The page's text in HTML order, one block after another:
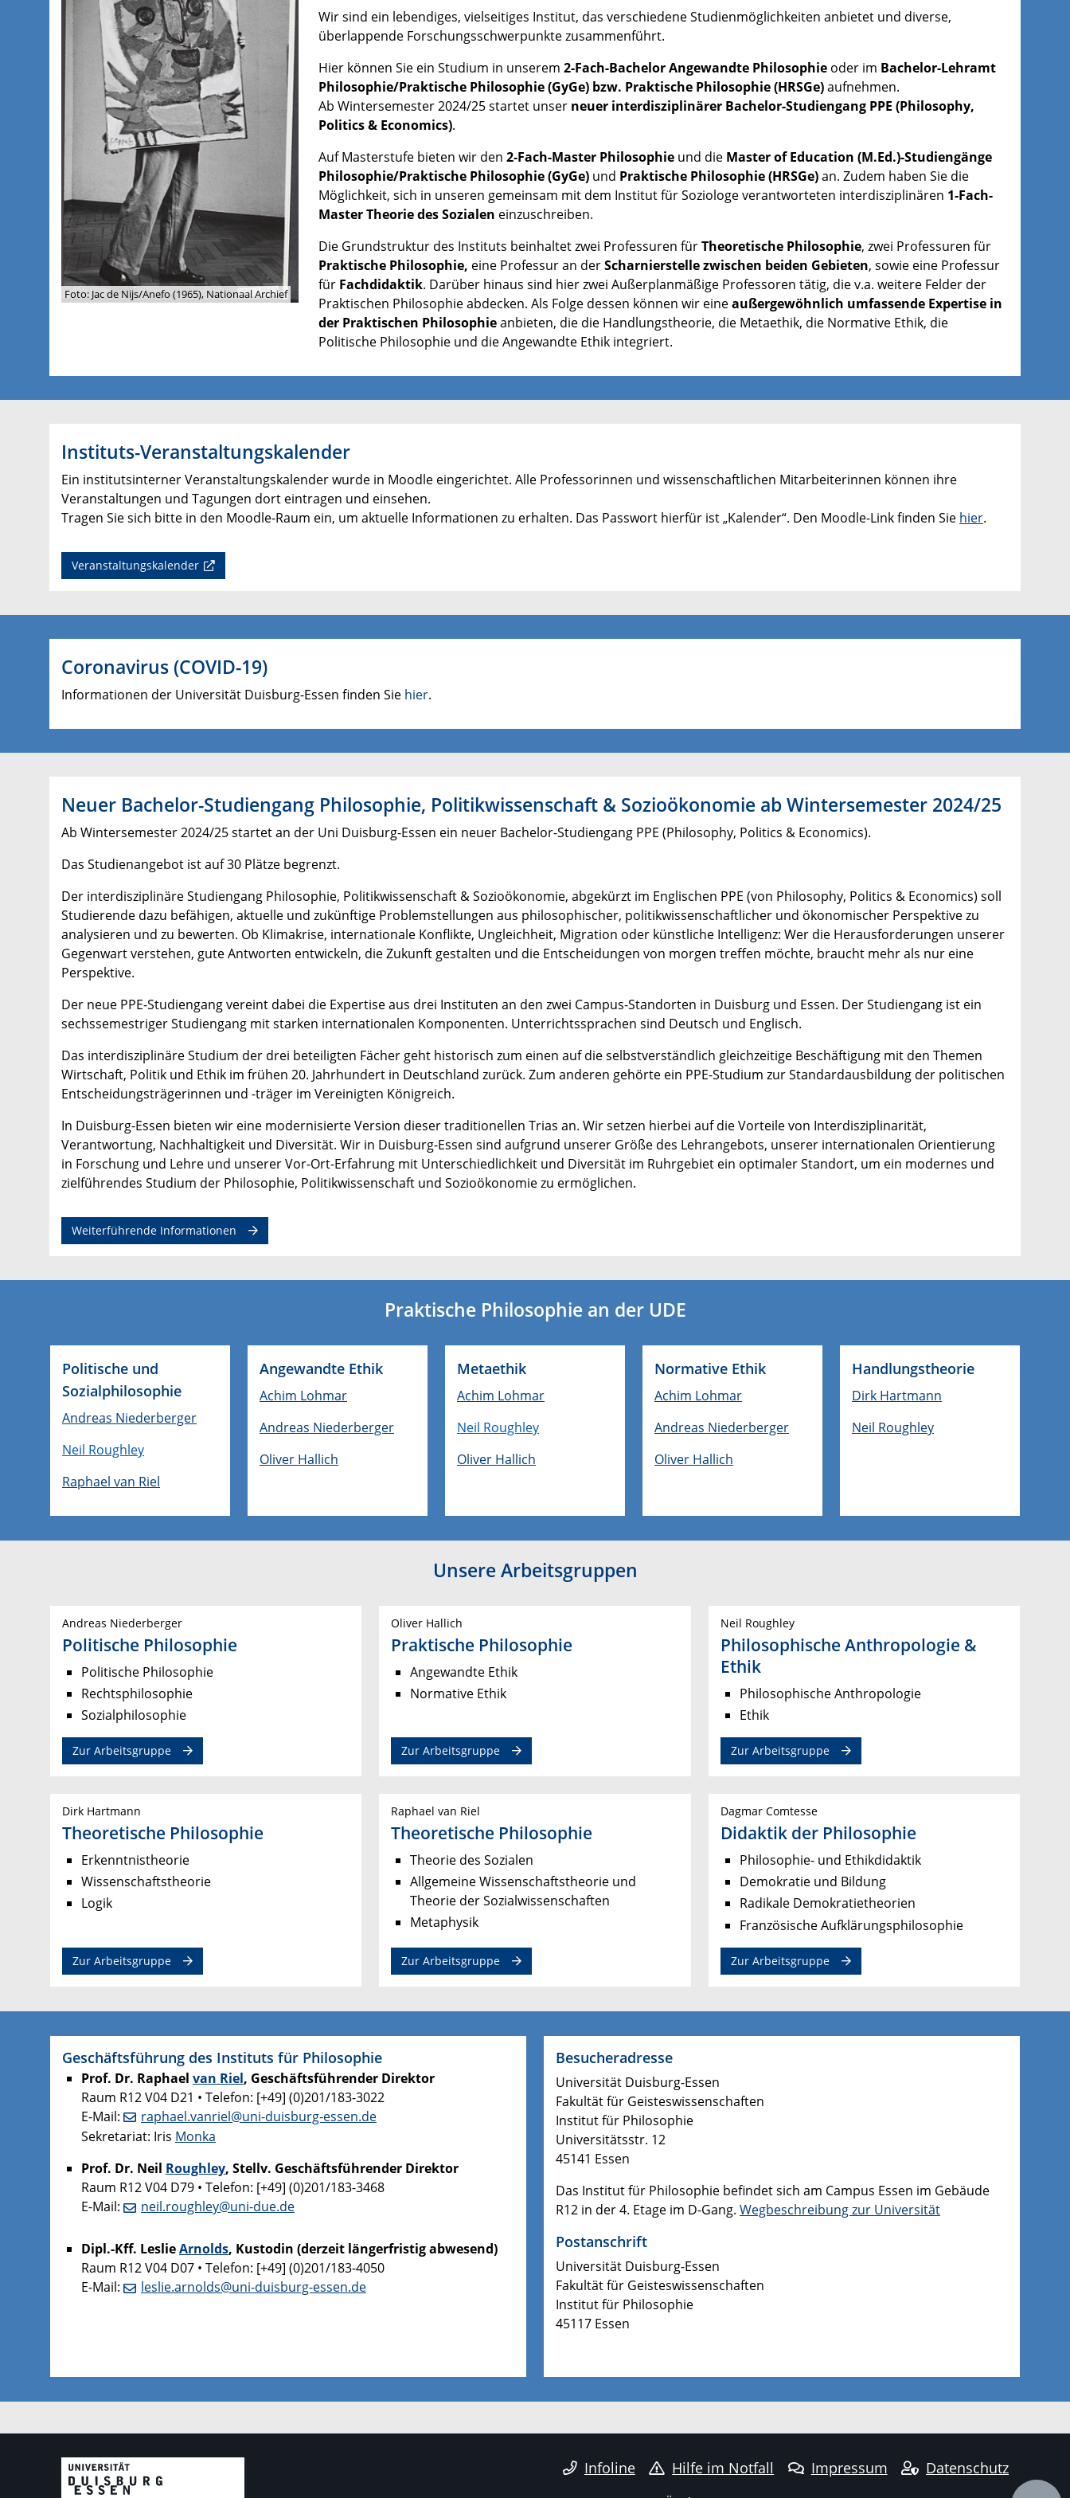
Foto: Jac de Nijs/Anefo (1965), Nationaal Archief
Wir sind ein lebendiges, vielseitiges Institut, das verschiedene Studienmöglichkeiten anbietet und diverse,
überlappende Forschungsschwerpunkte zusammenführt.
Hier können Sie ein Studium in unserem 2-Fach-Bachelor Angewandte Philosophieoder im Bachelor-Lehramt
Philosophie/Praktische Philosophie (GyGe) bzw. Praktische Philosophie (HRSGe)aufnehmen.
Ab Wintersemester 2024/25 startet unser neuer interdisziplinärer Bachelor-Studiengang PPE (Philosophy,
Politics & Economics).
Auf Masterstufe bieten wir den 2-Fach-Master Philosophieund dieMaster of Education (M.Ed.)-Studiengänge
Philosophie/Praktische Philosophie (GyGe) und Praktische Philosophie (HRSGe)an. Zudem haben Sie die
Möglichkeit, sich in unseren gemeinsam mit dem Institut für Soziologe verantworteten interdisziplinären 1-Fach-
Master Theorie des Sozialen einzuschreiben.
Die Grundstruktur des Instituts beinhaltet zwei Professuren fürTheoretische Philosophie, zwei Professuren für
Praktische Philosophie, eine Professur an derScharnierstelle zwischen beiden Gebieten, sowie eine Professur
für Fachdidaktik. Darüber hinaus sind hier zwei Außerplanmäßige Professoren tätig, die v.a. weitere Felder der
Praktischen Philosophie abdecken. Als Folge dessen können wir eineaußergewöhnlich umfassende Expertise in
der Praktischen Philosophieanbieten, die die Handlungstheorie, die Metaethik, die Normative Ethik, die
Politische Philosophie und die Angewandte Ethik integriert.
Instituts-Veranstaltungskalender
Ein institutsinterner Veranstaltungskalender wurde in Moodle eingerichtet. Alle Professorinnen und wissenschaftlichen Mitarbeiterinnen können ihre
Veranstaltungen und Tagungen dort eintragen und einsehen.
Tragen Sie sich bitte in den Moodle-Raum ein, um aktuelle Informationen zu erhalten. Das Passwort hierfür ist „Kalender“. Den Moodle-Link finden Sie hier.
Veranstaltungskalender
Coronavirus (COVID-19)
Informationen der Universität Duisburg-Essen finden Sie hier.
Neuer Bachelor-Studiengang Philosophie, Politikwissenschaft & Sozioökonomie ab Wintersemester 2024/25
Ab Wintersemester 2024/25 startet an der Uni Duisburg-Essen ein neuer Bachelor-Studiengang PPE (Philosophy, Politics & Economics).
Das Studienangebot ist auf 30 Plätze begrenzt.
Der interdisziplinäre Studiengang Philosophie, Politikwissenschaft & Sozioökonomie, abgekürzt im Englischen PPE (von Philosophy, Politics & Economics) soll
Studierende dazu befähigen, aktuelle und zukünftige Problemstellungen aus philosophischer, politikwissenschaftlicher und ökonomischer Perspektive zu
analysieren und zu bewerten. Ob Klimakrise, internationale Konflikte, Ungleichheit, Migration oder künstliche Intelligenz: Wer die Herausforderungen unserer
Gegenwart verstehen, gute Antworten entwickeln, die Zukunft gestalten und die Entscheidungen von morgen treffen möchte, braucht mehr als nur eine
Perspektive.
Der neue PPE-Studiengang vereint dabei die Expertise aus drei Instituten an den zwei Campus-Standorten in Duisburg und Essen. Der Studiengang ist ein
sechssemestriger Studiengang mit starken internationalen Komponenten. Unterrichtssprachen sind Deutsch und Englisch.
Das interdisziplinäre Studium der drei beteiligten Fächer geht historisch zum einen auf die selbstverständlich gleichzeitige Beschäftigung mit den Themen
Wirtschaft, Politik und Ethik im frühen 20. Jahrhundert in Deutschland zurück. Zum anderen gehörte ein PPE-Studium zur Standardausbildung der politischen
Entscheidungsträgerinnen und -träger im Vereinigten Königreich.
In Duisburg-Essen bieten wir eine modernisierte Version dieser traditionellen Trias an. Wir setzen hierbei auf die Vorteile von Interdisziplinarität,
Verantwortung, Nachhaltigkeit und Diversität. Wir in Duisburg-Essen sind aufgrund unserer Größe des Lehrangebots, unserer internationalen Orientierung
in Forschung und Lehre und unserer Vor-Ort-Erfahrung mit Unterschiedlichkeit und Diversität im Ruhrgebiet ein optimaler Standort, um ein modernes und
zielführendes Studium der Philosophie, Politikwissenschaft und Sozioökonomie zu ermöglichen.
Weiterführende Informationen
Praktische Philosophie an der UDE
Politische und
Sozialphilosophie
Andreas Niederberger
Neil Roughley
Raphael van Riel
Angewandte Ethik
Achim Lohmar
Andreas Niederberger
Oliver Hallich
Metaethik
Achim Lohmar
Neil Roughley
Oliver Hallich
Normative Ethik
Achim Lohmar
Andreas Niederberger
Oliver Hallich
Handlungstheorie
Dirk Hartmann
Neil Roughley
Unsere Arbeitsgruppen
Andreas Niederberger
Politische Philosophie
Politische Philosophie
Rechtsphilosophie
Sozialphilosophie
Zur Arbeitsgruppe
Oliver Hallich
Praktische Philosophie
Angewandte Ethik
Normative Ethik
Zur Arbeitsgruppe
Neil Roughley
Philosophische Anthropologie &
Ethik
Philosophische Anthropologie
Ethik
Zur Arbeitsgruppe
Dirk Hartmann
Theoretische Philosophie
Erkenntnistheorie
Wissenschaftstheorie
Logik
Zur Arbeitsgruppe
Raphael van Riel
Theoretische Philosophie
Theorie des Sozialen
Allgemeine Wissenschaftstheorie und
Theorie der Sozialwissenschaften
Metaphysik
Zur Arbeitsgruppe
Dagmar Comtesse
Didaktik der Philosophie
Philosophie- und Ethikdidaktik
Demokratie und Bildung
Radikale Demokratietheorien
Französische Aufklärungsphilosophie
Zur Arbeitsgruppe
Geschäftsführung des Instituts für Philosophie
Prof. Dr. Raphael van Riel, Geschäftsführender Direktor
Raum R12 V04 D21 • Telefon: [+49] (0)201/183-3022
E-Mail:
raphael.vanriel@uni-duisburg-essen.de
Sekretariat: Iris Monka
Prof. Dr. Neil Roughley, Stellv. Geschäftsführender Direktor
Raum R12 V04 D79 • Telefon: [+49] (0)201/183-3468
E-Mail:
neil.roughley@uni-due.de
Dipl.-Kff. LeslieArnolds, Kustodin (derzeit längerfristig abwesend)
Raum R12 V04 D07 • Telefon: [+49] (0)201/183-4050
E-Mail:
leslie.arnolds@uni-duisburg-essen.de
Besucheradresse
Universität Duisburg-Essen
Fakultät für Geisteswissenschaften
Institut für Philosophie
Universitätsstr. 12
45141 Essen
Das Institut für Philosophie befindet sich am Campus Essen im Gebäude
R12 in der 4. Etage im D-Gang. Wegbeschreibung zur Universität
Postanschrift
Universität Duisburg-Essen
Fakultät für Geisteswissenschaften
Institut für Philosophie
45117 Essen
Infoline Hilfe im Notfall Impressum
Datenschutz